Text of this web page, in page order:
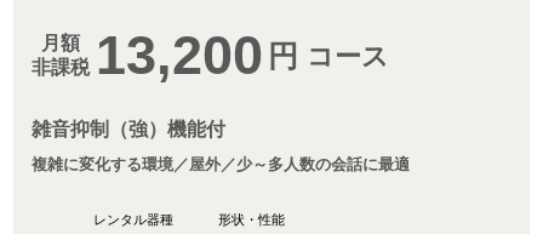
月額
非課税 13,200 円 コース
雑音抑制（強）機能付
複雑に変化する環境／屋外／少～多人数の会話に最適